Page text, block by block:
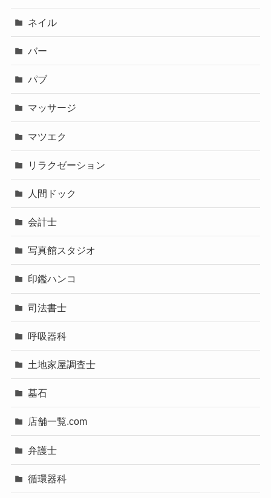
ネイル
バー
パブ
マッサージ
マツエク
リラクゼーション
人間ドック
会計士
写真館スタジオ
印鑑ハンコ
司法書士
呼吸器科
土地家屋調査士
墓石
店舗一覧.com
弁護士
循環器科